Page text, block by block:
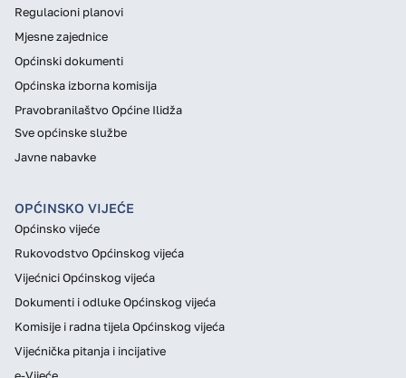
Regulacioni planovi
Mjesne zajednice
Općinski dokumenti
Općinska izborna komisija
Pravobranilaštvo Općine Ilidža
Sve općinske službe
Javne nabavke
OPĆINSKO VIJEĆE
Općinsko vijeće
Rukovodstvo Općinskog vijeća
Vijećnici Općinskog vijeća
Dokumenti i odluke Općinskog vijeća
Komisije i radna tijela Općinskog vijeća
Vijećnička pitanja i incijative
e-Vijeće